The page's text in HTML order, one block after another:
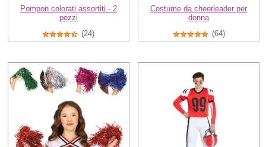
Pompon colorati assortiti - 2
pezzi
(24)
Costume da cheerleader per
donna
(64)